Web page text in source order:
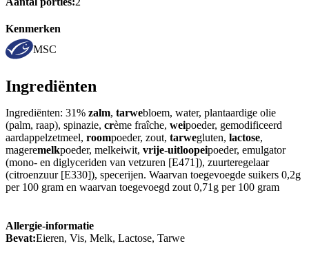
Kenmerken
MSC
Ingrediënten
Ingrediënten: 31% zalm, tarwebloem, water, plantaardige olie
(palm, raap), spinazie, crème fraîche, weipoeder, gemodificeerd
aardappelzetmeel, roompoeder, zout, tarwegluten, lactose,
mageremelkpoeder, melkeiwit, vrije-uitloopeipoeder, emulgator
(mono- en diglyceriden van vetzuren [E471]), zuurteregelaar
(citroenzuur [E330]), specerijen. Waarvan toegevoegde suikers 0,2g
per 100 gram en waarvan toegevoegd zout 0,71g per 100 gram
Allergie-informatie
Bevat:Eieren, Vis, Melk, Lactose, Tarwe